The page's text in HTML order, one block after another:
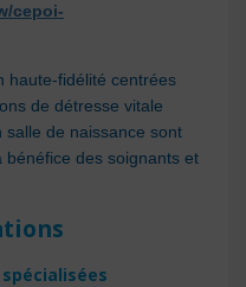
cepoi-
haute-fidélité centrées
de détresse vitale
de naissance sont
bénéfice des soignants et